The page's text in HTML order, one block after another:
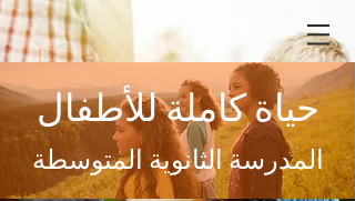
حياة كاملة للأطفال
المدرسة الثانوية المتوسطة